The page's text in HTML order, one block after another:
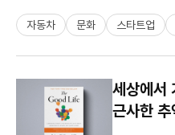
자동차 문화 스타트업
세상에서
근사한